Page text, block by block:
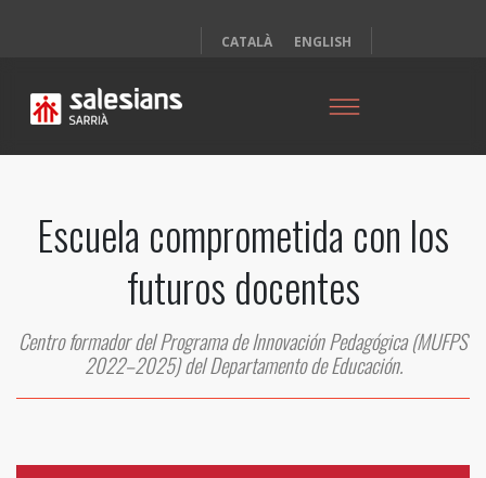
CATALÀ ENGLISH
Escuela comprometida con los
futuros docentes
Centro formador del Programa de Innovación Pedagógica (MUFPS
2022–2025) del Departamento de Educación.